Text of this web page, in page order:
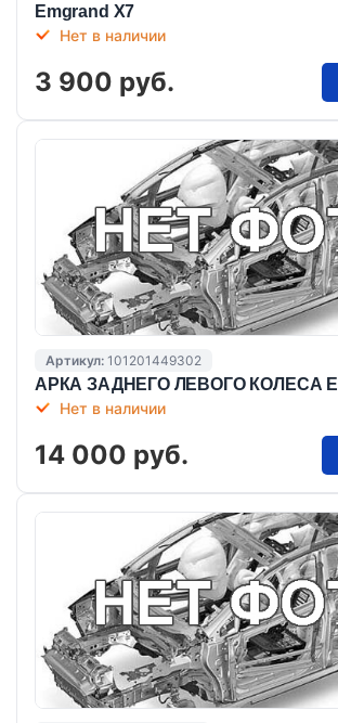
Emgrand X7
Нет в наличии
3 900 руб.
Артикул: 101201449302
АРКА ЗАДНЕГО ЛЕВОГО КОЛЕСА
Нет в наличии
14 000 руб.